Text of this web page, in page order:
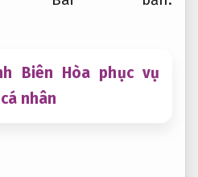
Biên Hòa phục vụ
nhân